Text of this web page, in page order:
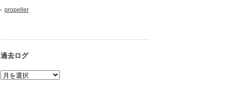
propeller
過去ログ